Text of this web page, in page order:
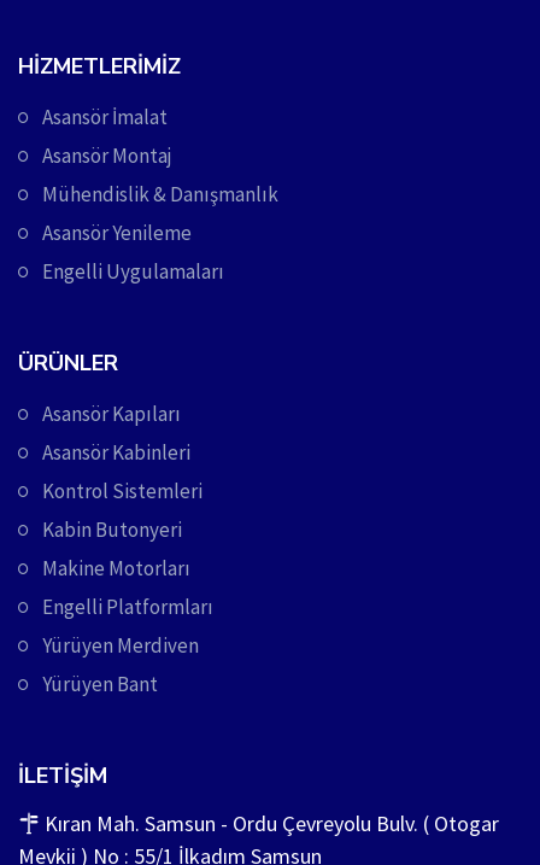
HIZMETLERIMIZ
Asansör İmalat
Asansör Montaj
Mühendislik & Danışmanlık
Asansör Yenileme
Engelli Uygulamaları
ÜRÜNLER
Asansör Kapıları
Asansör Kabinleri
Kontrol Sistemleri
Kabin Butonyeri
Makine Motorları
Engelli Platformları
Yürüyen Merdiven
Yürüyen Bant
İLETIŞIM
Kıran Mah. Samsun - Ordu Çevreyolu Bulv. ( Otogar
Mevkii ) No : 55/1 İlkadım Samsun